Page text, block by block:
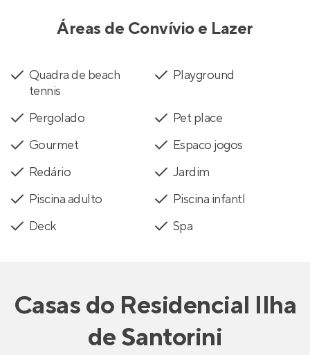
Áreas de Convívio e Lazer
Quadra de beach
tennis
Playground
Pergolado
Pet place
Gourmet
Espaco jogos
Redário
Jardim
Piscina adulto
Piscina infantl
Deck
Spa
Casasdo Residencial Ilha
de Santorini